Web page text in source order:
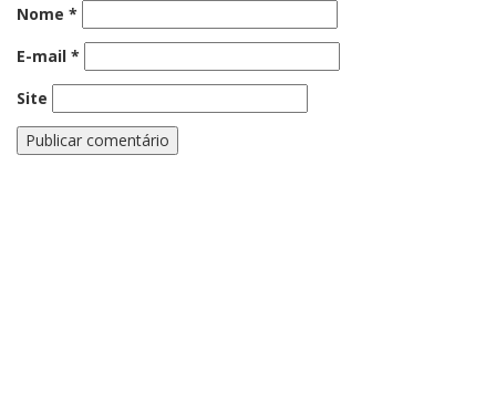
Nome *
E-mail *
Site